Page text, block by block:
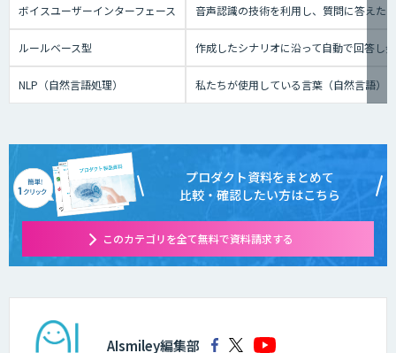
ボイスユーザーインターフェース 音声認識の技術を利用し、質問に答えた
ルールベース型 作成したシナリオに沿って自動で回答し
NLP（自然言語処理） 私たちが使用している言葉（自然言語）
プロダクト資料をまとめて
比較・確認したい方はこちら
このカテゴリを全て無料で資料請求する
AIsmiley編集部